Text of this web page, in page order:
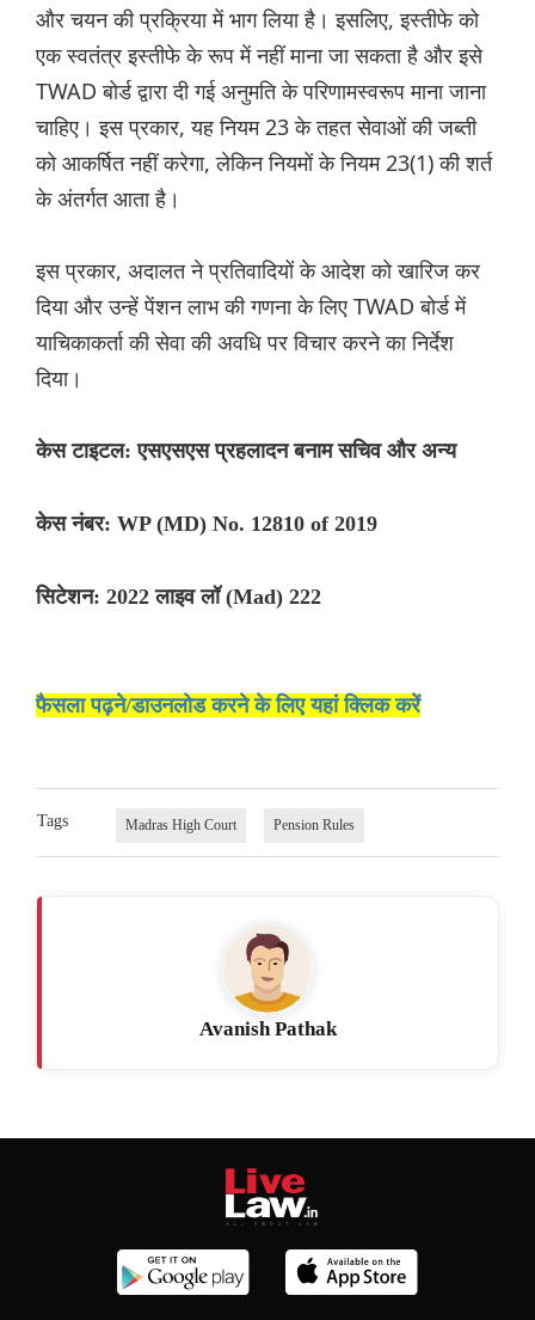
और चयन की प्रक्रिया में भाग लिया है। इसलिए, इस्तीफे को
एक स्वतंत्र इस्तीफे के रूप में नहीं माना जा सकता है और इसे
TWAD बोर्ड द्वारा दी गई अनुमति के परिणामस्वरूप माना जाना
चाहिए। इस प्रकार, यह नियम 23 के तहत सेवाओं की जब्ती
को आकर्षित नहीं करेगा, लेकिन नियमों के नियम 23(1) की शर्त
के अंतर्गत आता है।
इस प्रकार, अदालत ने प्रतिवादियों के आदेश को खारिज कर
दिया और उन्हें पेंशन लाभ की गणना के लिए TWAD बोर्ड में
याचिकाकर्ता की सेवा की अवधि पर विचार करने का निर्देश
दिया।
केस टाइटल: एसएसएस प्रहलादन बनाम सचिव और अन्य
केस नंबर: WP (MD) No. 12810 of 2019
सिटेशन: 2022 लाइव लॉ (Mad) 222
फैसला पढ़ने/डाउनलोड करने के लिए यहां क्लिक करें
Tags Madras High Court Pension Rules
Avanish Pathak